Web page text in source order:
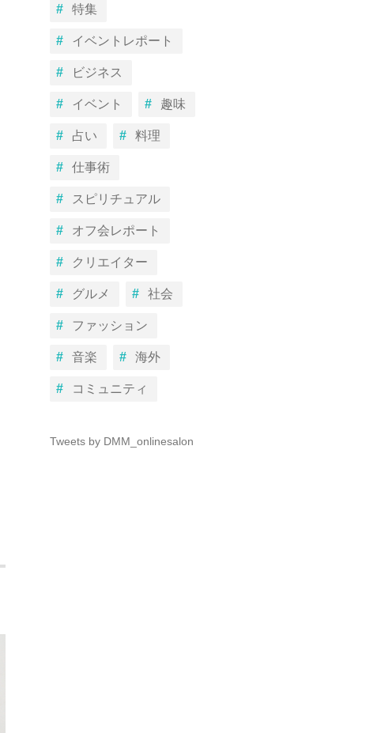
特集
イベントレポート
ビジネス
イベント 趣味
占い 料理
仕事術
スピリチュアル
オフ会レポート
クリエイター
グルメ 社会
ファッション
音楽 海外
コミュニティ
Tweets by DMM_onlinesalon